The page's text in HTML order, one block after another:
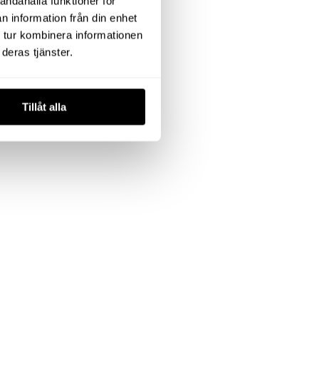
information från din enhet
kombinera informationen
tjänster.
Tillåt alla